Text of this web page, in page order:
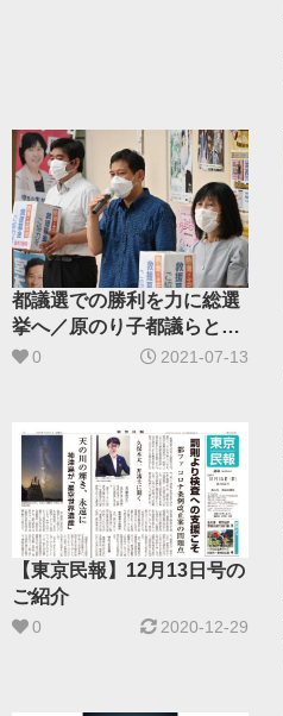
都議選での勝利を力に総選
挙へ／原のり子都議らと共
に宮本徹衆院議員
0 2021-07-13
【東京民報】12月13日号の
ご紹介
0 2020-12-29